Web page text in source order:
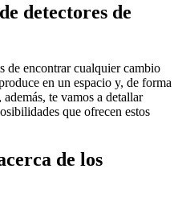
detectores de
de encontrar cualquier cambio
en un espacio y, de forma
te vamos a detallar
que ofrecen estos
de los